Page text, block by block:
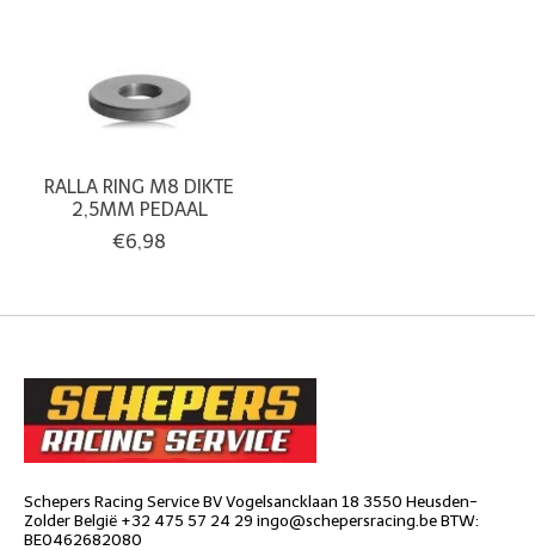
RALLA RING M8 DIKTE
2,5MM PEDAAL
€6,98
Schepers Racing Service BV Vogelsancklaan 18 3550 Heusden-
Zolder België +32 475 57 24 29 ingo@schepersracing.beBTW:
BE0462682080